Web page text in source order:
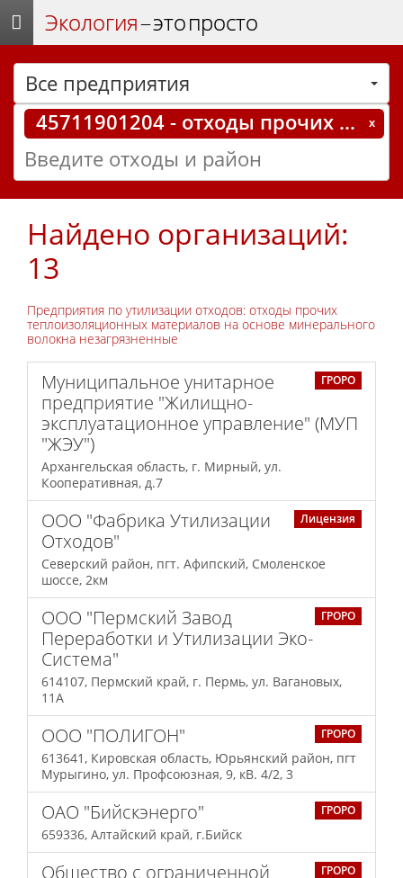
Экология– это просто
Все предприятия
45711901204 - отходы прочих теплоизоляционных материалов на основе минерального волокна незагрязненные
Найдено организаций:
13
Предприятия по утилизации отходов: отходы прочих
теплоизоляционных материалов на основе минерального
волокна незагрязненные
ГРОРО
Муниципальное унитарное
предприятие "Жилищно-
эксплуатационное управление" (МУП
"ЖЭУ")
Архангельская область, г. Мирный, ул.
Кооперативная, д.7
Лицензия
ООО "Фабрика Утилизации
Отходов"
Северский район, пгт. Афипский, Смоленское
шоссе, 2км
ГРОРО
ООО "Пермский Завод
Переработки и Утилизации Эко-
Система"
614107, Пермский край, г. Пермь, ул. Вагановых,
11А
ГРОРО
ООО "ПОЛИГОН"
613641, Кировская область, Юрьянский район, пгт
Мурыгино, ул. Профсоюзная, 9, кВ. 4/2, 3
ГРОРО
ОАО "Бийскэнерго"
659336, Алтайский край, г.Бийск
ГРОРО
Общество с ограниченной